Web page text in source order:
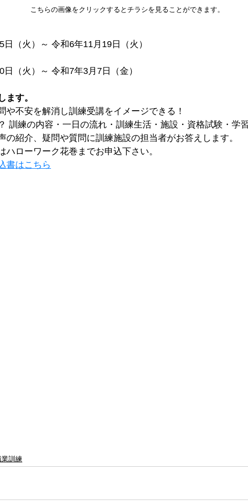
こちらの画像をクリックするとチラシを見ることができます。
日（火）～ 令和6年11月19日（火）
日（火）～ 令和7年3月7日（金）
ます。
や不安を解消し訓練受講をイメージできる！
訓練の内容・一日の流れ・訓練生活・施設・資格試験・学
の紹介、疑問や質問に訓練施設の担当者がお答えします。
ハローワーク花巻までお申込下さい。
書はこちら
訓練